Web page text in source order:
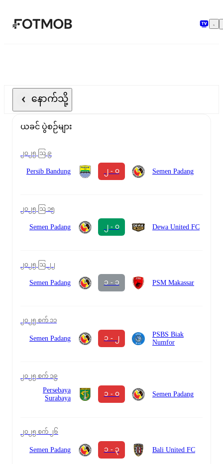
အဓိကအကြောင်းအရာသို့ ကျော်သွားရန်
နောက်သို့
ယခင် ပွဲစဉ်များ
၂၀၂၅ ဩ ၉
Persib Bandung ၂ - ၀ Semen Padang
၂၀၂၅ ဩ ၁၅
Semen Padang ၂ - ၀ Dewa United FC
၂၀၂၅ ဩ ၂၂
Semen Padang ၁ - ၁ PSM Makassar
၂၀၂၅ စက် ၁၁
Semen Padang ၁ - ၂
PSBS Biak
Numfor
၂၀၂၅ စက် ၁၉
Persebaya
Surabaya
၁ - ၀ Semen Padang
၂၀၂၅ စက် ၂၆
Semen Padang ၁ - ၃ Bali United FC